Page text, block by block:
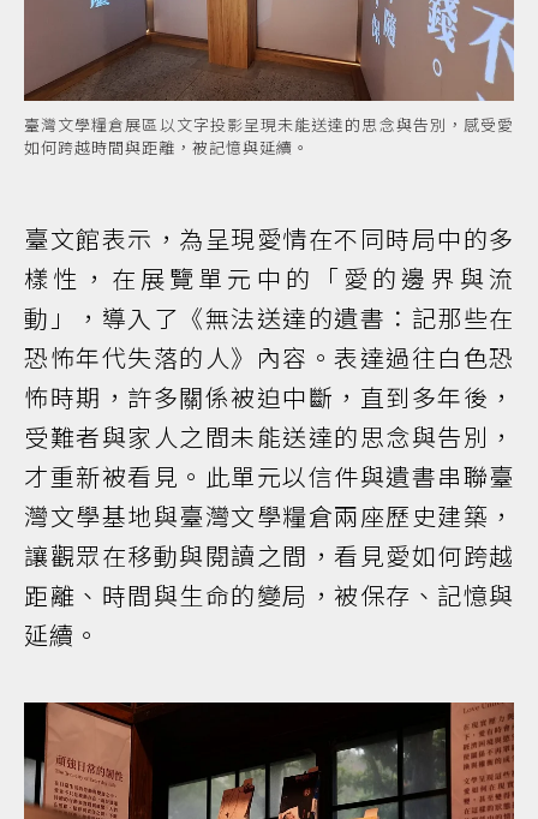
臺灣文學糧倉展區以文字投影呈現未能送達的思念與告別，感受愛
如何跨越時間與距離，被記憶與延續。
臺文館表示，為呈現愛情在不同時局中的多
樣性，在展覽單元中的「愛的邊界與流
動」，導入了《無法送達的遺書：記那些在
恐怖年代失落的人》內容。表達過往白色恐
怖時期，許多關係被迫中斷，直到多年後，
受難者與家人之間未能送達的思念與告別，
才重新被看見。此單元以信件與遺書串聯臺
灣文學基地與臺灣文學糧倉兩座歷史建築，
讓觀眾在移動與閱讀之間，看見愛如何跨越
距離、時間與生命的變局，被保存、記憶與
延續。